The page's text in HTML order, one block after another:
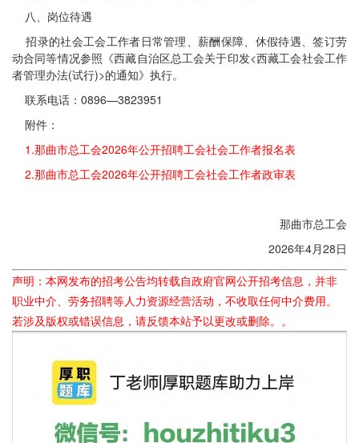
八、岗位待遇
招录的社会工会工作者日常管理、薪酬保障、休假待遇、签订劳
动合同等情况参照《西藏自治区总工会关于印发<西藏工会社会工作
者管理办法(试行)>的通知》执行。
联系电话：0896—3823951
附件：
1.那曲市总工会2026年公开招聘工会社会工作者报名表
2.那曲市总工会2026年公开招聘工会社会工作者政审表
那曲市总工会
2026年4月28日
声明：本网发布的招考公告均转载自政府官网公开招考信息，并非
职业中介、劳务招聘等人力资源经营活动，不收取任何中介费用。
若涉及版权或错误信息，请反馈本站予以更改或删除。。